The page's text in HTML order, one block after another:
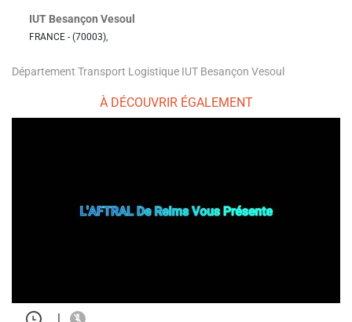
IUT Besançon Vesoul
FRANCE - (70003),
Département Transport Logistique IUT Besançon Vesoul
À DÉCOUVRIR ÉGALEMENT
|